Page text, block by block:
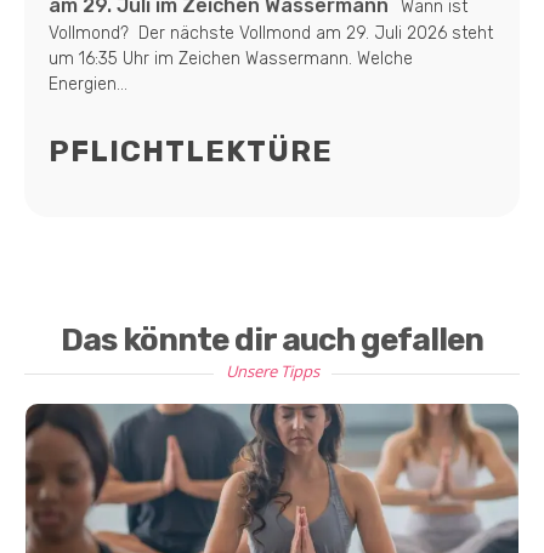
am 29. Juli im Zeichen Wassermann
Wann ist
Vollmond? Der nächste Vollmond am 29. Juli 2026 steht
um 16:35 Uhr im Zeichen Wassermann. Welche
Energien...
PFLICHTLEKTÜRE
Das könnte dir auch gefallen
Unsere Tipps